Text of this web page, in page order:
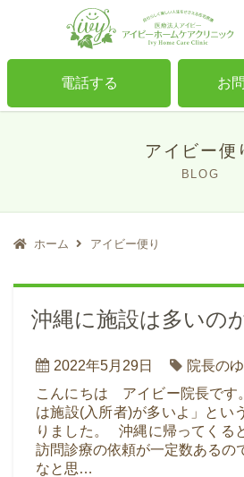
電話する お
アイビー便
BLOG
ホーム アイビー便り
沖縄に施設は多いの
2022年5月29日
院長の
こんにちは アイビー院長です
は施設(入所者)が多いよ」とい
りました。 沖縄に帰ってくる
訪問診療の依頼が一定数あるの
なと思…